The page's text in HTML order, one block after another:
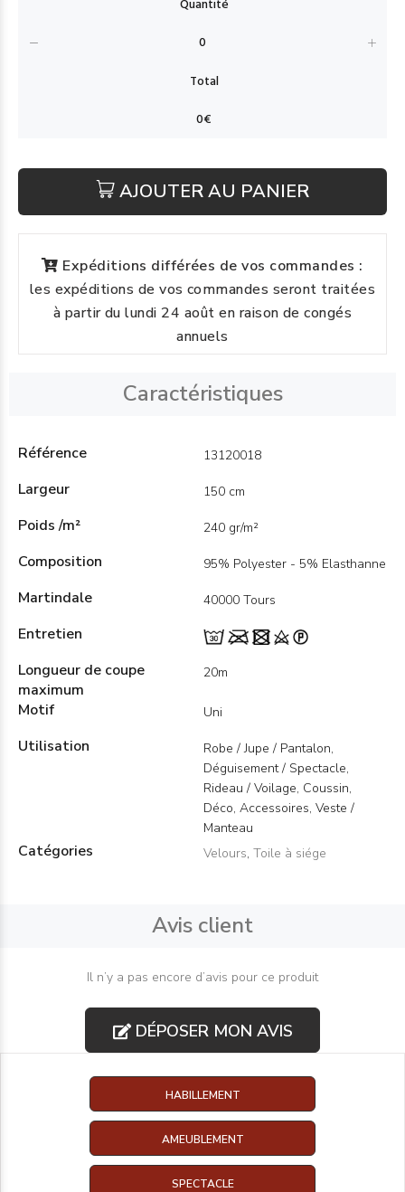
AJOUTER AU PANIER
Expéditions différées de vos commandes :
les expéditions de vos commandes seront traitées
à partir du lundi 24 août en raison de congés
annuels
Caractéristiques
Référence 13120018
Largeur 150 cm
Poids /m² 240 gr/m²
Composition 95% Polyester - 5% Elasthanne
Martindale 40000 Tours
Entretien
Longueur de coupe
maximum
20m
Motif Uni
Utilisation
Robe / Jupe / Pantalon,
Déguisement / Spectacle,
Rideau / Voilage, Coussin,
Déco, Accessoires, Veste /
Manteau
Catégories Velours, Toile à siége
Avis client
Il n’y a pas encore d’avis pour ce produit
DÉPOSER MON AVIS
HABILLEMENT
AMEUBLEMENT
SPECTACLE